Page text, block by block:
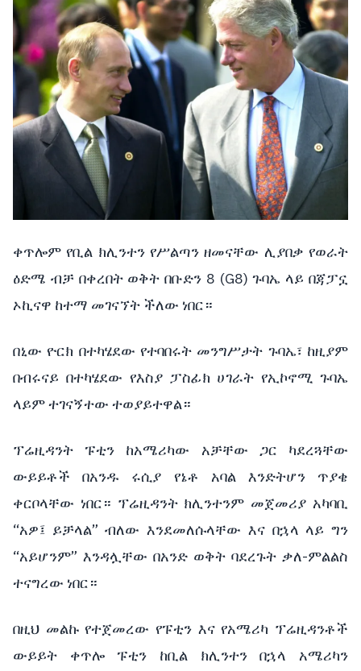
ቀጥሎም የቢል ክሊንተን የሥልጣን ዘመናቸው ሊያበቃ የወራት
ዕድሜ ብቻ በቀረበት ወቅት በቡድን 8 (G8) ጉባኤ ላይ በጃፓኗ
ኦኪናዋ ከተማ መገናኘት ችለው ነበር።
በኒው ዮርክ በተካሄደው የተባበሩት መንግሥታት ጉባኤ፣ ከዚያም
በብሩናይ በተካሄደው የእስያ ፓስፊክ ሀገራት የኢኮኖሚ ጉባኤ
ላይም ተገናኝተው ተወያይተዋል።
ፕሬዚዳንት ፑቲን ከአሜሪካው አቻቸው ጋር ካደረጓቸው
ውይይቶች በአንዱ ሩሲያ የኔቶ አባል እንድትሆን ጥያቄ
ቀርቦላቸው ነበር። ፕሬዚዳንት ክሊንተንም መጀመሪያ አካባቢ
“አዎ፤ ይቻላል” ብለው እንደመለሱላቸው እና በኋላ ላይ ግን
“አይሆንም” እንዳሏቸው በአንድ ወቅት ባደረጉት ቃለ-ምልልስ
ተናግረው ነበር።
በዚህ መልኩ የተጀመረው የፑቲን እና የአሜሪካ ፕሬዚዳንቶች
ውይይት ቀጥሎ ፑቲን ከቢል ክሊንተን በኋላ አሜሪካን